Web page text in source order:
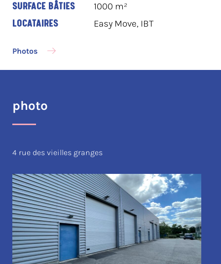
SURFACE BÂTIES 1000 m²
LOCATAIRES Easy Move, IBT
Photos
photo
4 rue des vieilles granges